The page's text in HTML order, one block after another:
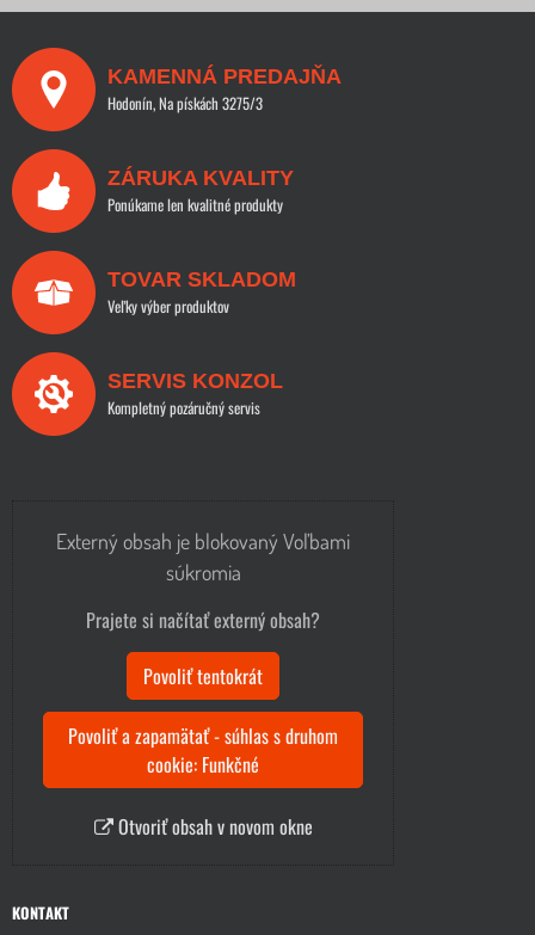
KAMENNÁ PREDAJŇA
Hodonín, Na pískách 3275/3
ZÁRUKA KVALITY
Ponúkame len kvalitné produkty
TOVAR SKLADOM
Veľky výber produktov
SERVIS KONZOL
Kompletný pozáručný servis
Externý obsah je blokovaný Voľbami
súkromia
Prajete si načítať externý obsah?
Povoliť tentokrát
Povoliť a zapamätať - súhlas s druhom
cookie: Funkčné
Otvoriť obsah v novom okne
KONTAKT